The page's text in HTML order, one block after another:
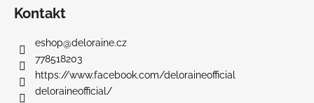
Kontakt
eshop@deloraine.cz
778518203
https://www.facebook.com/deloraineofficial
deloraineofficial/